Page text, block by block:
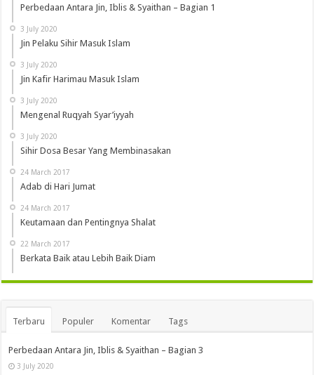
Perbedaan Antara Jin, Iblis & Syaithan – Bagian 1
3 July 2020
Jin Pelaku Sihir Masuk Islam
3 July 2020
Jin Kafir Harimau Masuk Islam
3 July 2020
Mengenal Ruqyah Syar’iyyah
3 July 2020
Sihir Dosa Besar Yang Membinasakan
24 March 2017
Adab di Hari Jumat
24 March 2017
Keutamaan dan Pentingnya Shalat
22 March 2017
Berkata Baik atau Lebih Baik Diam
Terbaru Populer Komentar Tags
Perbedaan Antara Jin, Iblis & Syaithan – Bagian 3
3 July 2020